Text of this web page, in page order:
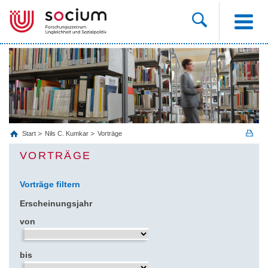
Start Nils C. Kumkar Vorträge
VORTRÄGE
Vorträge filtern
Erscheinungsjahr
von
bis